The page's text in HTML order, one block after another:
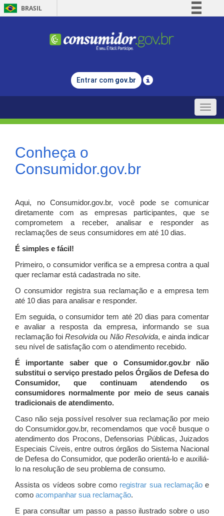
BRASIL
Comunica BR
Legislação
Entrar com gov.br
Toggle
Conheça o
Consumidor.gov.br
Aqui, no Consumidor.gov.br, você pode se comunicar
diretamente com as empresas participantes, que se
comprometem a receber, analisar e responder as
reclamações de seus consumidores em até 10 dias.
É simples e fácil!
Primeiro, o consumidor verifica se a empresa contra a qual
quer reclamar está cadastrada no site.
O consumidor registra sua reclamação e a empresa tem
até 10 dias para analisar e responder.
Em seguida, o consumidor tem até 20 dias para comentar
e avaliar a resposta da empresa, informando se sua
reclamação foiResolvida ou Não Resolvida, e ainda indicar
seu nível de satisfação com o atendimento recebido.
É importante saber que o Consumidor.gov.br não
substitui o serviço prestado pelos Órgãos de Defesa do
Consumidor, que continuam atendendo os
consumidores normalmente por meio de seus canais
tradicionais de atendimento.
Caso não seja possível resolver sua reclamação por meio
do Consumidor.gov.br, recomendamos que você busque o
atendimento dos Procons, Defensorias Públicas, Juizados
Especiais Cíveis, entre outros órgãos do Sistema Nacional
de Defesa do Consumidor, que poderão orientá-lo e auxiliá-
lo na resolução de seu problema de consumo.
Assista os vídeos sobre como registrar sua reclamaçãoe
como acompanhar sua reclamação.
E para consultar um passo a passo ilustrado sobre o uso